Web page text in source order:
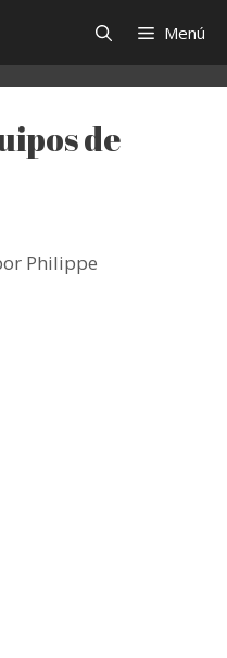
Menú
de
Philippe